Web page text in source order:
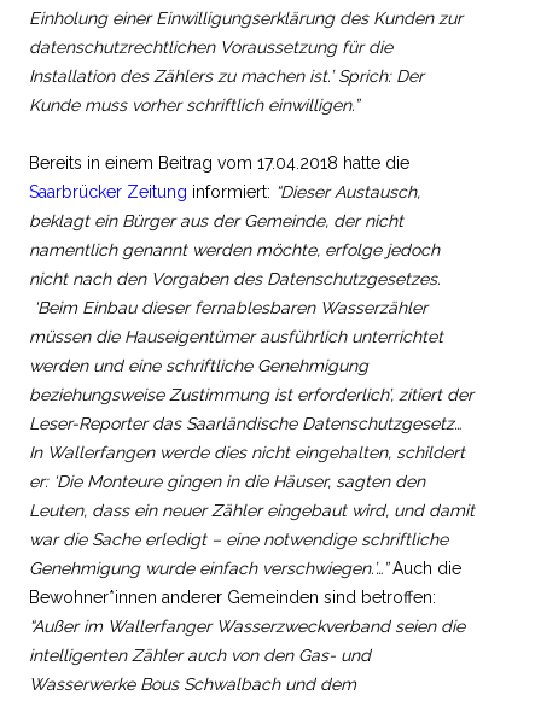
Einholung einer Einwilligungserklärung des Kunden zur
datenschutzrechtlichen Voraussetzung für die
Installation des Zählers zu machen ist.’ Sprich: Der
Kunde muss vorher schriftlich einwilligen.”
Bereits in einem Beitrag vom 17.04.2018 hatte die
Saarbrücker Zeitung informiert: “Dieser Austausch,
beklagt ein Bürger aus der Gemeinde, der nicht
namentlich genannt werden möchte, erfolge jedoch
nicht nach den Vorgaben des Datenschutzgesetzes.
‘Beim Einbau dieser fernablesbaren Wasserzähler
müssen die Hauseigentümer ausführlich unterrichtet
werden und eine schriftliche Genehmigung
beziehungsweise Zustimmung ist erforderlich’, zitiert der
Leser-Reporter das Saarländische Datenschutzgesetz…
In Wallerfangen werde dies nicht eingehalten, schildert
er: ‘Die Monteure gingen in die Häuser, sagten den
Leuten, dass ein neuer Zähler eingebaut wird, und damit
war die Sache erledigt – eine notwendige schriftliche
Genehmigung wurde einfach verschwiegen.’…”Auch die
Bewohner*innen anderer Gemeinden sind betroffen:
“Außer im Wallerfanger Wasserzweckverband seien die
intelligenten Zähler auch von den Gas- und
Wasserwerke Bous Schwalbach und dem